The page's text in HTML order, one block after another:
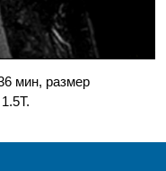
мин, размер